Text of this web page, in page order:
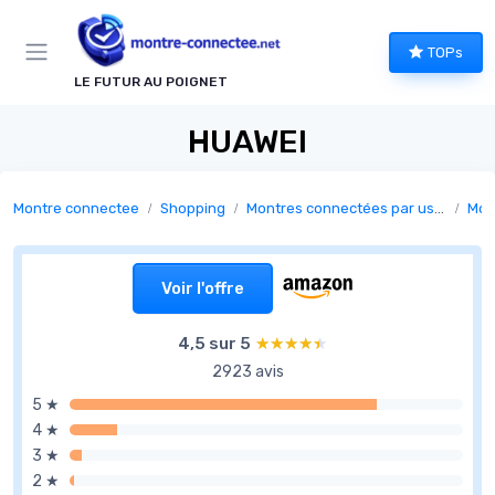
LE FUTUR AU POIGNET
TOPs
HUAWEI
Montre connectee Shopping Montres connectées par usage
Voir l'offre
4,5 sur 5 ★★★★★
★★★★★
2923 avis
5 ★
4 ★
3 ★
2 ★
Panneau de gestion des cookies